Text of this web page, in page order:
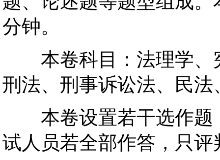
分钟。
本卷科目：法理学、
刑法、刑事诉讼法、民
本卷设置若干选作题
试人员若全部作答，只